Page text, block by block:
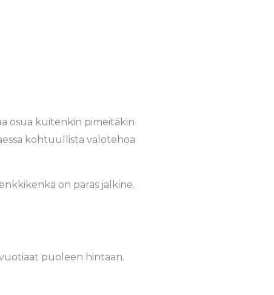
osua kuitenkin pimeitäkin
kohtuullista valotehoa
on paras jalkine.
puoleen hintaan.